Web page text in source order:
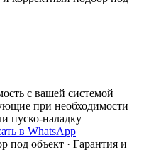
с вашей системой
при необходимости
пуско-наладку
в WhatsApp
под объект · Гарантия и